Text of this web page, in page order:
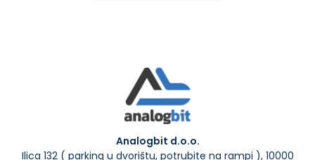
Analogbit d.o.o.
Ilica 132 ( parking u dvorištu, potrubite na rampi ), 10000